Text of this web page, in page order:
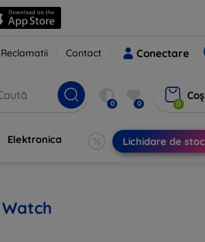
Reclamatii Contact Conectare
0 0 0
Coș
Elektronica Lichidare de stoc